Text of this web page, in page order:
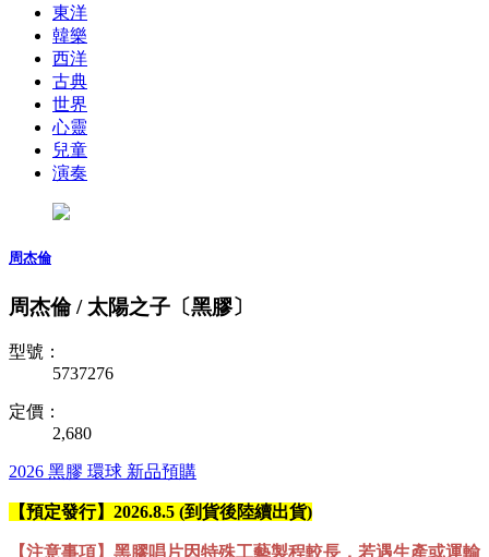
東洋
韓樂
西洋
古典
世界
心靈
兒童
演奏
周杰倫
周杰倫 / 太陽之子〔黑膠〕
型號：
5737276
定價：
2,680
2026 黑膠 環球 新品預購
【預定發行】2026.8.5 (到貨後陸續出貨)
【注意事項】黑膠唱片因特殊工藝製程較長，若遇生產或運輸